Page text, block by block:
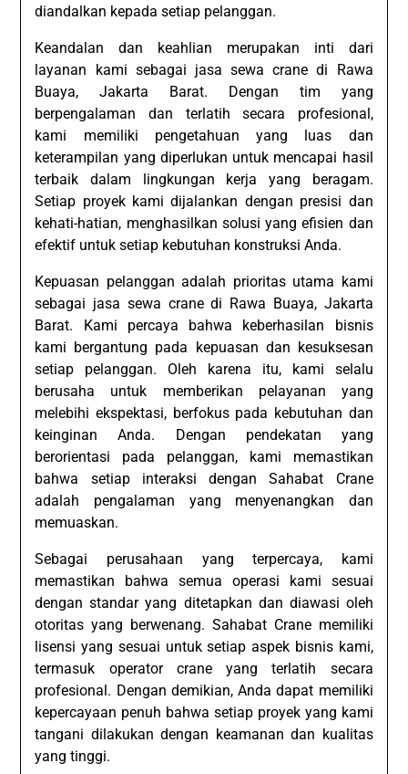
diandalkan kepada setiap pelanggan.
Keandalan dan keahlian merupakan inti dari
layanan kami sebagai jasa sewa crane di Rawa
Buaya, Jakarta Barat. Dengan tim yang
berpengalaman dan terlatih secara profesional,
kami memiliki pengetahuan yang luas dan
keterampilan yang diperlukan untuk mencapai hasil
terbaik dalam lingkungan kerja yang beragam.
Setiap proyek kami dijalankan dengan presisi dan
kehati-hatian, menghasilkan solusi yang efisien dan
efektif untuk setiap kebutuhan konstruksi Anda.
Kepuasan pelanggan adalah prioritas utama kami
sebagai jasa sewa crane di Rawa Buaya, Jakarta
Barat. Kami percaya bahwa keberhasilan bisnis
kami bergantung pada kepuasan dan kesuksesan
setiap pelanggan. Oleh karena itu, kami selalu
berusaha untuk memberikan pelayanan yang
melebihi ekspektasi, berfokus pada kebutuhan dan
keinginan Anda. Dengan pendekatan yang
berorientasi pada pelanggan, kami memastikan
bahwa setiap interaksi dengan Sahabat Crane
adalah pengalaman yang menyenangkan dan
memuaskan.
Sebagai perusahaan yang terpercaya, kami
memastikan bahwa semua operasi kami sesuai
dengan standar yang ditetapkan dan diawasi oleh
otoritas yang berwenang. Sahabat Crane memiliki
lisensi yang sesuai untuk setiap aspek bisnis kami,
termasuk operator crane yang terlatih secara
profesional. Dengan demikian, Anda dapat memiliki
kepercayaan penuh bahwa setiap proyek yang kami
tangani dilakukan dengan keamanan dan kualitas
yang tinggi.